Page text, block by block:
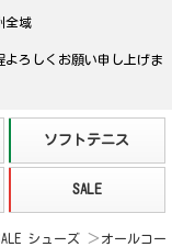
全域
ろしくお願い申し上げま
シューズ
オールコー